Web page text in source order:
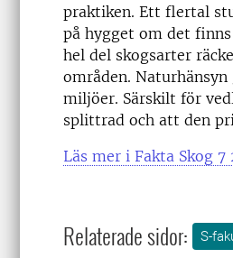
praktiken. Ett flertal
på hygget om det
hel del skogsarter
områden.
miljöer. Särskilt för
splittrad och att den
Läs mer i Fakta Skog 7
Relaterade sidor: S-